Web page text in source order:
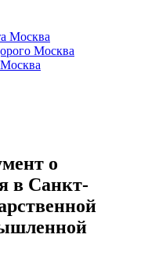
Москва
Москва
о
в Санкт-